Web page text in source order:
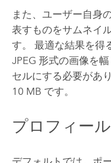
また、ユーザー自身
表すものをサムネイ
す。 最適な結果を得
JPEG 形式の画像を
セルにする必要があ
10 MB です。
プロフィー